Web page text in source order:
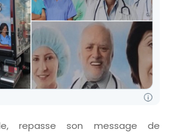
repasse son message de